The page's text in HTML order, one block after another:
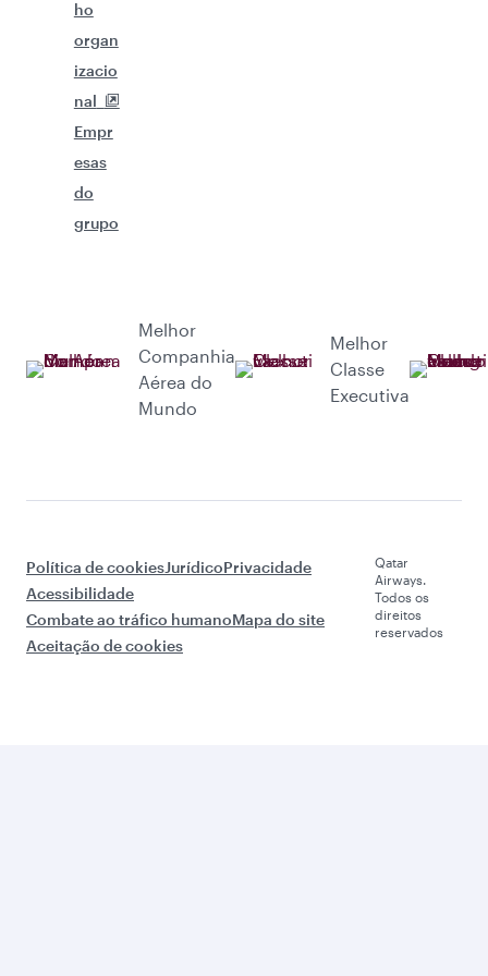
ho
organ
izacio
nal
Empr
esas
do
grupo
Melhor
Companhia
Aérea do
Mundo
Melhor
Classe
Executiva
Política de cookiesJurídicoPrivacidade
Acessibilidade
Combate ao tráfico humanoMapa do site
Aceitação de cookies
Qatar
Airways.
Todos os
direitos
reservados